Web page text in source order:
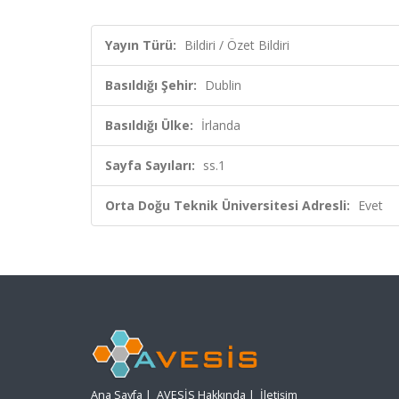
Yayın Türü: Bildiri / Özet Bildiri
Basıldığı Şehir: Dublin
Basıldığı Ülke: İrlanda
Sayfa Sayıları: ss.1
Orta Doğu Teknik Üniversitesi Adresli: Evet
Ana Sayfa | AVESİS Hakkında | İletişim